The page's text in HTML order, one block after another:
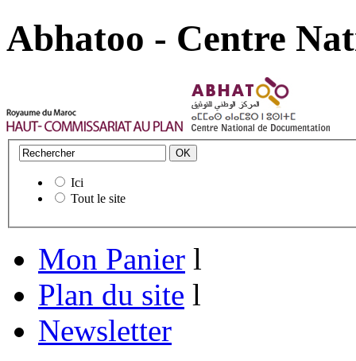
Abhatoo - Centre
Ici
Tout le site
Mon Panier l
Plan du site l
Newsletter